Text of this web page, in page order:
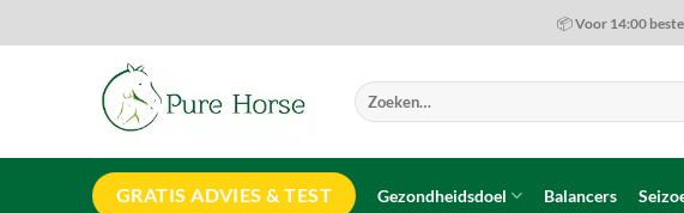
naar
📦 Voor 14:00
Zoeken
naar:
GRATIS ADVIES & TEST Gezondheidsdoel Balancers